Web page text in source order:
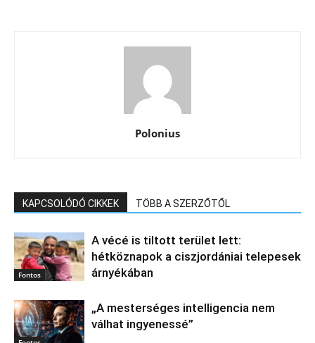
Polonius
KAPCSOLÓDÓ CIKKEK TÖBB A SZERZŐTŐL
Fontos
A vécé is tiltott terület lett:
hétköznapok a ciszjordániai telepesek
árnyékában
„A mesterséges intelligencia nem
válhat ingyenessé”